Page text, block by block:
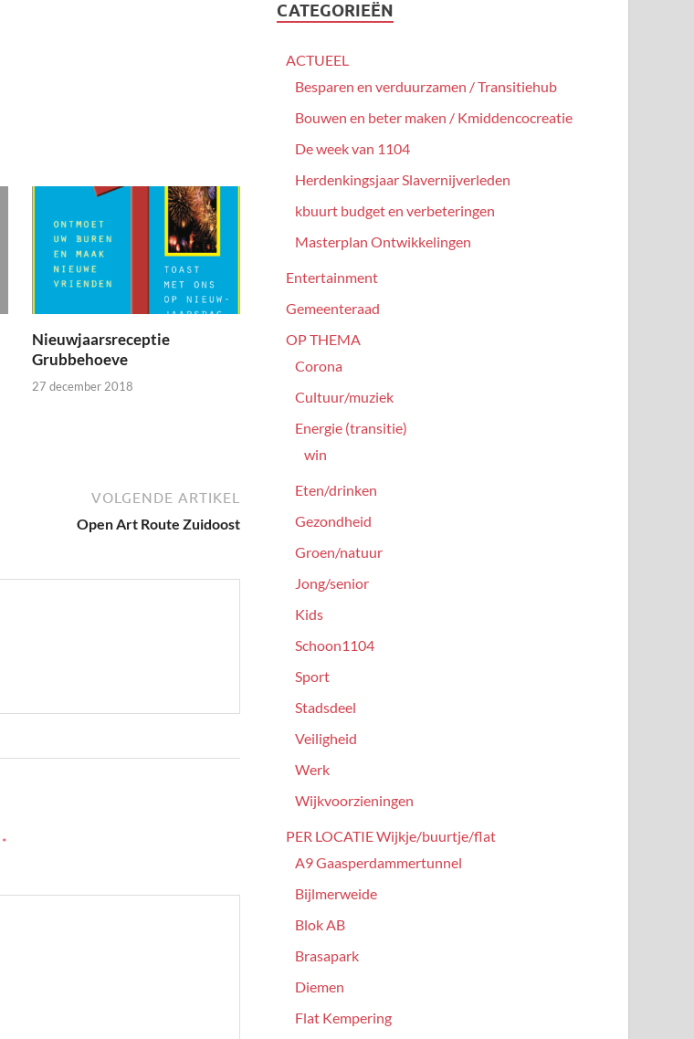
Nieuwjaarsreceptie
Grubbehoeve
27 december 2018
VOLGENDE ARTIKEL
Open Art Route Zuidoost
*
CATEGORIEËN
ACTUEEL
Besparen en verduurzamen / Transitiehub
Bouwen en beter maken / Kmiddencocreatie
De week van 1104
Herdenkingsjaar Slavernijverleden
kbuurt budget en verbeteringen
Masterplan Ontwikkelingen
Entertainment
Gemeenteraad
OP THEMA
Corona
Cultuur/muziek
Energie (transitie)
win
Eten/drinken
Gezondheid
Groen/natuur
Jong/senior
Kids
Schoon1104
Sport
Stadsdeel
Veiligheid
Werk
Wijkvoorzieningen
PER LOCATIE Wijkje/buurtje/flat
A9 Gaasperdammertunnel
Bijlmerweide
Blok AB
Brasapark
Diemen
Flat Kempering